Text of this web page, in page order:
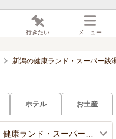
行きたい メニュー
新潟の健康ランド・スーパー銭
ホテル お土産
健康ランド・スーパー銭湯